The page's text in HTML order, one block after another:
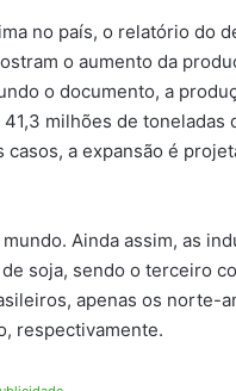
no país, o relatório do
o aumento da
o documento, a
milhões de toneladas
a expansão é
Ainda assim, as
soja, sendo o terceiro
apenas os norte-
respectivamente.